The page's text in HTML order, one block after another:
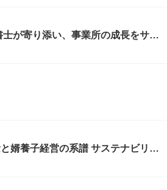
が寄り添い、事業所の成長をサポ
の系譜 サステナビリテ